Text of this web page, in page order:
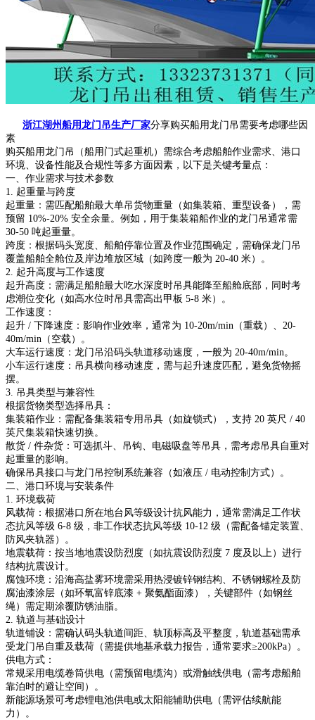
浙江湖州船用龙门吊生产厂家分享购买船用龙门吊需要考虑哪些因
素
购买船用龙门吊（船用门式起重机）需综合考虑船舶作业需求、港口
环境、设备性能及合规性等多方面因素，以下是关键考量点：
一、作业需求与技术参数
1. 起重量与跨度
起重量：需匹配船舶最大单吊货物重量（如集装箱、重型设备），需
预留 10%-20% 安全余量。例如，用于集装箱船作业的龙门吊通常需
30-50 吨起重量。
跨度：根据码头宽度、船舶停靠位置及作业范围确定，需确保龙门吊
覆盖船舶全舱位及岸边堆放区域（如跨度一般为 20-40 米）。
2. 起升高度与工作速度
起升高度：需满足船舶最大吃水深度时吊具能降至船舱底部，同时考
虑潮位变化（如高水位时吊具需高出甲板 5-8 米）。
工作速度：
起升 / 下降速度：影响作业效率，通常为 10-20m/min（重载）、20-
40m/min（空载）。
大车运行速度：龙门吊沿码头轨道移动速度，一般为 20-40m/min。
小车运行速度：吊具横向移动速度，需与起升速度匹配，避免货物摇
摆。
3. 吊具类型与兼容性
根据货物类型选择吊具：
集装箱作业：需配备集装箱专用吊具（如旋锁式），支持 20 英尺 / 40
英尺集装箱快速切换。
散货 / 件杂货：可选抓斗、吊钩、电磁吸盘等吊具，需考虑吊具自重对
起重量的影响。
确保吊具接口与龙门吊控制系统兼容（如液压 / 电动控制方式）。
二、港口环境与安装条件
1. 环境载荷
风载荷：根据港口所在地台风等级设计抗风能力，通常需满足工作状
态抗风等级 6-8 级，非工作状态抗风等级 10-12 级（需配备锚定装置、
防风夹轨器）。
地震载荷：按当地地震设防烈度（如抗震设防烈度 7 度及以上）进行
结构抗震设计。
腐蚀环境：沿海高盐雾环境需采用热浸镀锌钢结构、不锈钢螺栓及防
腐油漆涂层（如环氧富锌底漆 + 聚氨酯面漆），关键部件（如钢丝
绳）需定期涂覆防锈油脂。
2. 轨道与基础设计
轨道铺设：需确认码头轨道间距、轨顶标高及平整度，轨道基础需承
受龙门吊自重及载荷（需提供地基承载力报告，通常要求≥200kPa）。
供电方式：
常规采用电缆卷筒供电（需预留电缆沟）或滑触线供电（需考虑船舶
靠泊时的避让空间）。
新能源场景可考虑锂电池供电或太阳能辅助供电（需评估续航能
力）。